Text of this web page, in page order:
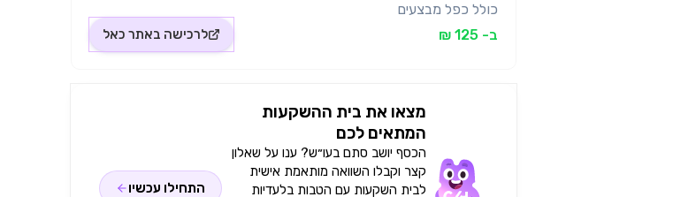
כולל כפל מבצעים
ב- 125 ₪
לרכישה באתר כאל
מצאו את בית ההשקעות
המתאים לכם
הכסף יושב סתם בעו״ש? ענו על שאלון
קצר וקבלו השוואה מותאמת אישית
לבית השקעות עם הטבות בלעדיות
התחילו עכשיו